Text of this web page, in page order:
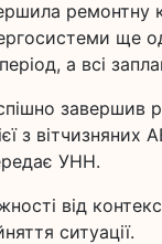
ремонтну
ще
а всі
завершив
з вітчизняних
УНН.
від
ситуації.